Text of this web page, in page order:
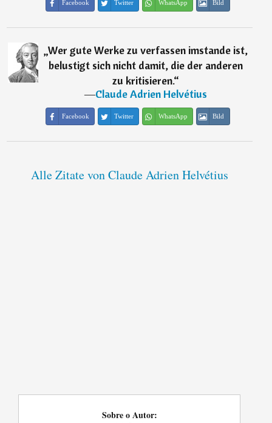
Facebook Twitter WhatsApp Bild
„Wer gute Werke zu verfassen imstande ist,
belustigt sich nicht damit, die der anderen
zu kritisieren.“
―Claude Adrien Helvétius
Facebook Twitter WhatsApp Bild
Alle Zitate von Claude Adrien Helvétius
Sobre o Autor: